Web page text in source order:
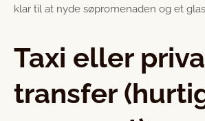
klar til at nyde søpromenaden og et
Taxi eller
transfer